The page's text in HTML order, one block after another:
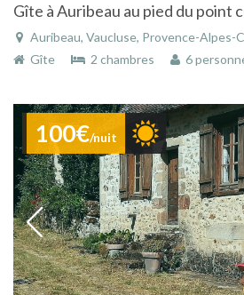
Auribeau, Vaucluse, Provence-Alpes-
Gîte
2 chambres 6
100€/nuit